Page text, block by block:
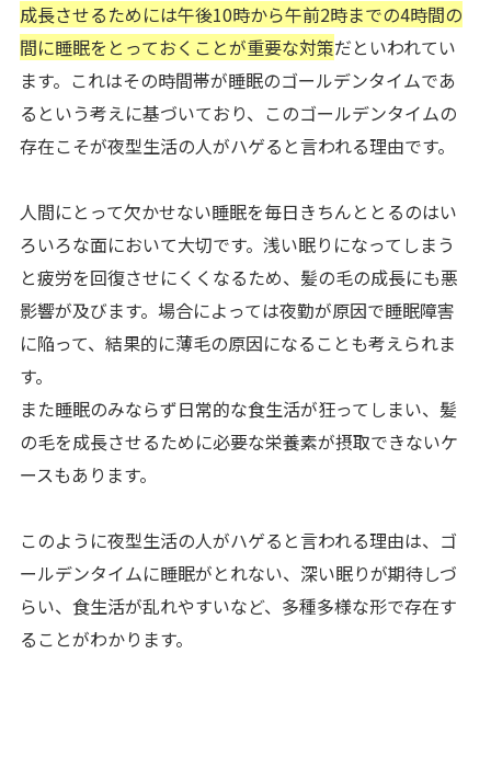
成長させるためには午後10時から午前2時までの4時間の
間に睡眠をとっておくことが重要な対策だといわれてい
ます。これはその時間帯が睡眠のゴールデンタイムであ
るという考えに基づいており、このゴールデンタイムの
存在こそが夜型生活の人がハゲると言われる理由です。
人間にとって欠かせない睡眠を毎日きちんととるのはい
ろいろな面において大切です。浅い眠りになってしまう
と疲労を回復させにくくなるため、髪の毛の成長にも悪
影響が及びます。場合によっては夜勤が原因で睡眠障害
に陥って、結果的に薄毛の原因になることも考えられま
す。
また睡眠のみならず日常的な食生活が狂ってしまい、髪
の毛を成長させるために必要な栄養素が摂取できないケ
ースもあります。
このように夜型生活の人がハゲると言われる理由は、ゴ
ールデンタイムに睡眠がとれない、深い眠りが期待しづ
らい、食生活が乱れやすいなど、多種多様な形で存在す
ることがわかります。